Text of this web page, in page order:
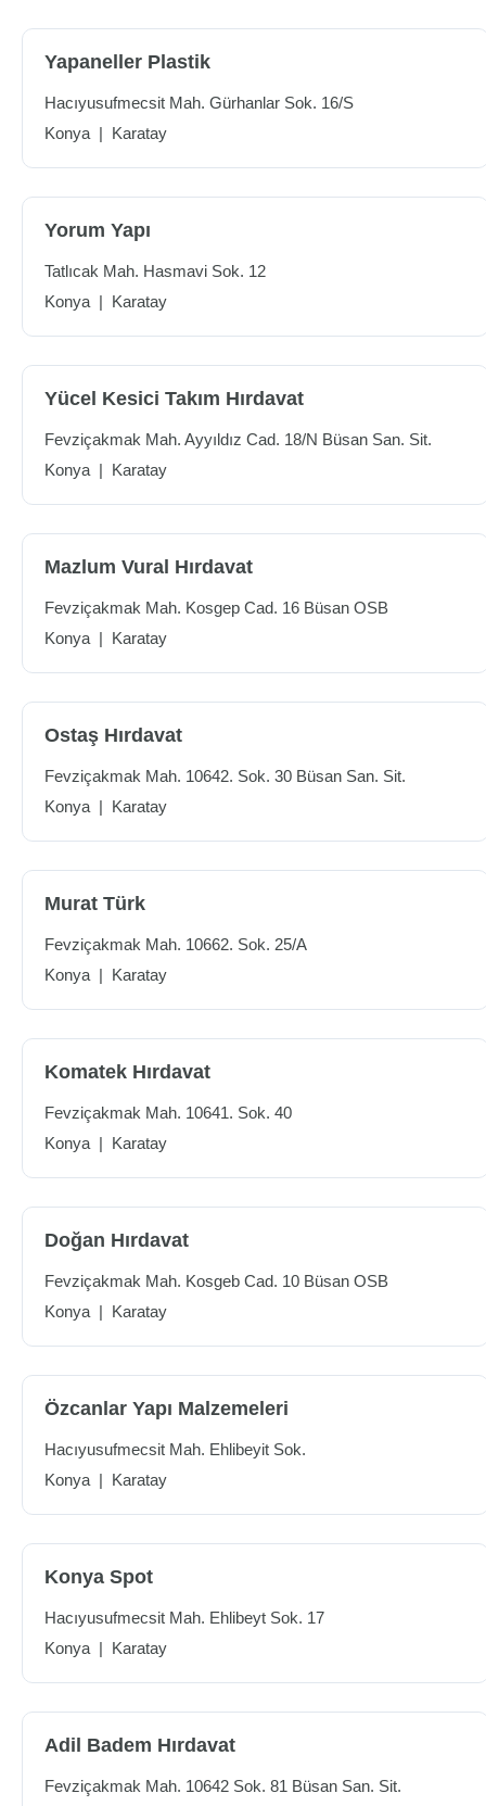
Yapaneller Plastik
Hacıyusufmecsit Mah. Gürhanlar Sok. 16/S
Konya | Karatay
Yorum Yapı
Tatlıcak Mah. Hasmavi Sok. 12
Konya | Karatay
Yücel Kesici Takım Hırdavat
Fevziçakmak Mah. Ayyıldız Cad. 18/N Büsan San. Sit.
Konya | Karatay
Mazlum Vural Hırdavat
Fevziçakmak Mah. Kosgep Cad. 16 Büsan OSB
Konya | Karatay
Ostaş Hırdavat
Fevziçakmak Mah. 10642. Sok. 30 Büsan San. Sit.
Konya | Karatay
Murat Türk
Fevziçakmak Mah. 10662. Sok. 25/A
Konya | Karatay
Komatek Hırdavat
Fevziçakmak Mah. 10641. Sok. 40
Konya | Karatay
Doğan Hırdavat
Fevziçakmak Mah. Kosgeb Cad. 10 Büsan OSB
Konya | Karatay
Özcanlar Yapı Malzemeleri
Hacıyusufmecsit Mah. Ehlibeyit Sok.
Konya | Karatay
Konya Spot
Hacıyusufmecsit Mah. Ehlibeyt Sok. 17
Konya | Karatay
Adil Badem Hırdavat
Fevziçakmak Mah. 10642 Sok. 81 Büsan San. Sit.